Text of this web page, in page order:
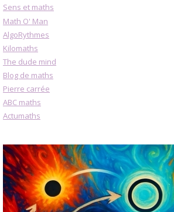
Sens et maths
Math O' Man
AlgoRythmes
Kilomaths
The dude mind
Blog de maths
Pierre carrée
ABC maths
Actumaths